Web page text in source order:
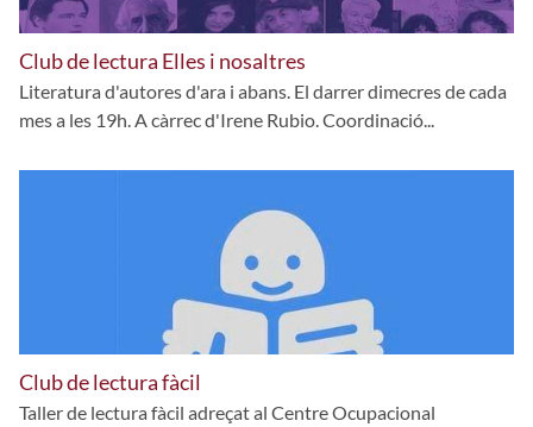
Club de lectura Elles i nosaltres
Literatura d'autores d'ara i abans. El darrer dimecres de cada
mes a les 19h. A càrrec d'Irene Rubio. Coordinació...
Club de lectura fàcil
Taller de lectura fàcil adreçat al Centre Ocupacional